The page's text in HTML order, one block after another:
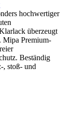
hochwertiger
überzeugt
Mipa Premium-
Beständig
, stoß- und